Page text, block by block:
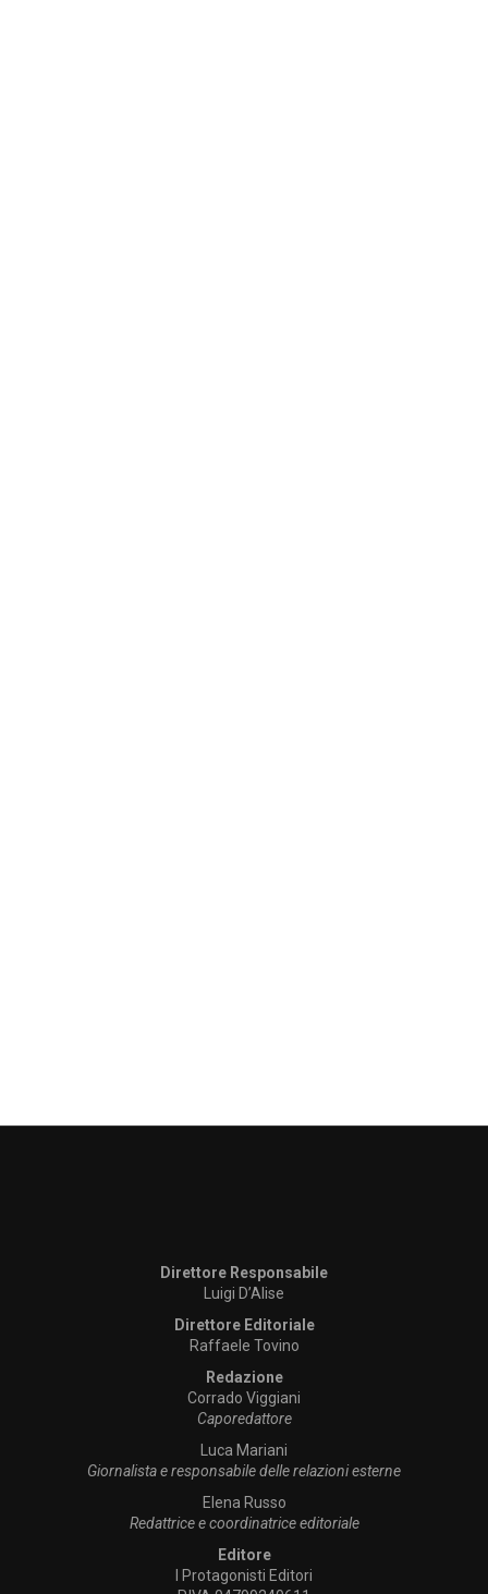
Direttore Responsabile
Luigi D’Alise
Direttore Editoriale
Raffaele Tovino
Redazione
Corrado Viggiani
Caporedattore
Luca Mariani
Giornalista e responsabile delle relazioni esterne
Elena Russo
Redattrice e coordinatrice editoriale
Editore
I Protagonisti Editori